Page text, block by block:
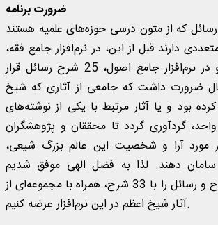
ضرورت برنامه
که از متون درسی حوزه‌های علمیه هستند
دارند قبل از اين، در نرم‌افزار جامع فقه،
35 شرح مکاسب و در نرم‌افزار جامع اصول، 25 شرح رسائل قرار
ضرورت داشت که جامعی از آثاری که شيخ
بود و يا آثار مرتبط با يکی از نوشته‌های
گردآوری گردد تا محققان و پژوهشگران
مورد آرا و شخصيت اين عالم بزرگ شيعی،
دهند. لذا به فضل الهی موفق شدیم
مکاسب را با 41 شرح و رسائل را با 33 شرح، همراه با مجموعه‌ای از
آثار شیخ اعظم در اين نرم‌افزار عرضه کنيم.